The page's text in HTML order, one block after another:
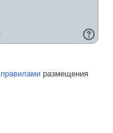
правилами размещения